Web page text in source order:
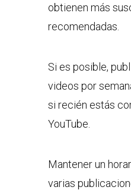
obtienen más
recomendadas.
Si es posible,
videos por
si recién estás
YouTube.
Mantener un
varias